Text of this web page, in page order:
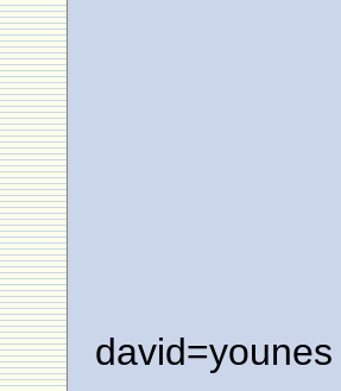
david=younes